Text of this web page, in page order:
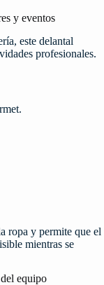
y eventos
este delantal
profesionales.
ropa y permite que el
mientras se
equipo